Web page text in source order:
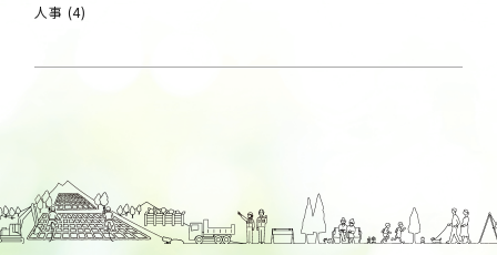
人事 (4)